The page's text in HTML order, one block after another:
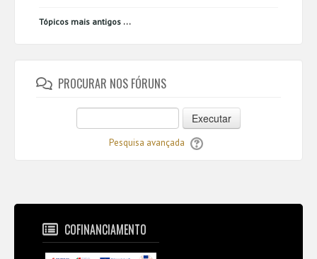
Tópicos mais antigos ...
PROCURAR NOS FÓRUNS
Executar
Pesquisa avançada
COFINANCIAMENTO